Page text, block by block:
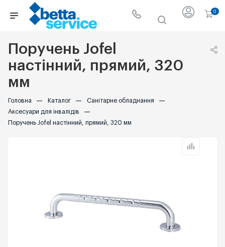
0
Поручень Jofel
настінний, прямий, 320
мм
Головна — Каталог — Санітарне обладнання —
Аксесуари для інвалідів —
Поручень Jofel настінний, прямий, 320 мм